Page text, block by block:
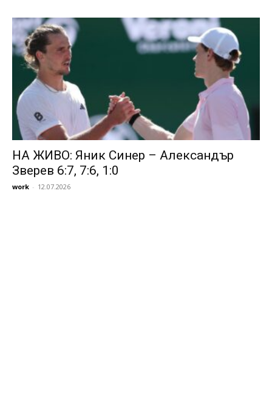
НА ЖИВО: Яник Синер – Александър
Зверев 6:7, 7:6, 1:0
work - 12.07.2026